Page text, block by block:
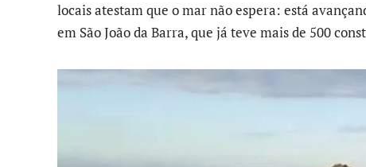
locais atestam que o mar não espera: está
em São João da Barra, que já teve mais de 500